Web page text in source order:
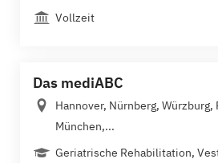
Vollzeit
Das mediABC
Hannover, Nürnberg, Würzburg,
München,...
Geriatrische Rehabilitation,